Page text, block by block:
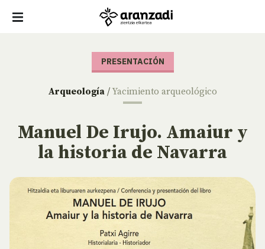
PRESENTACIÓN
Arqueología/ Yacimiento arqueológico
Manuel De Irujo. Amaiur y
la historia de Navarra